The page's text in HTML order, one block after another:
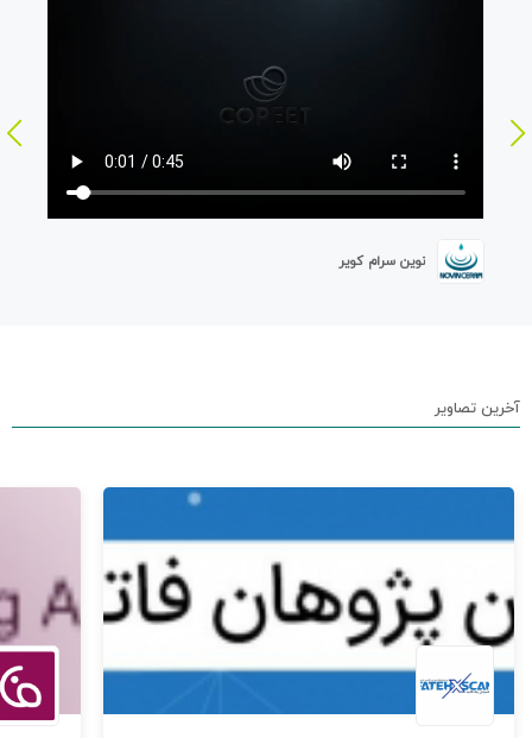
نوین سرام کویر
آخرین تصاویر